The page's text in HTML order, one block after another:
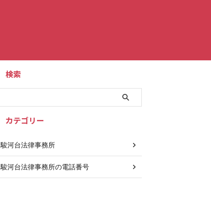
検索
カテゴリー
駿河台法律事務所
駿河台法律事務所の電話番号